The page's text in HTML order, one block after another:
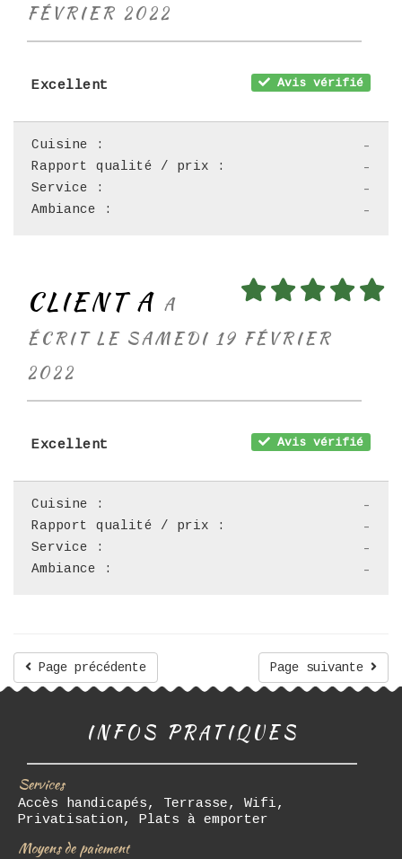
FÉVRIER 2022
Avis vérifié
Excellent
-
Cuisine :
-
Rapport qualité / prix :
-
Service :
-
Ambiance :
CLIENT A A
ÉCRIT LE SAMEDI 19 FÉVRIER
2022
Avis vérifié
Excellent
-
Cuisine :
-
Rapport qualité / prix :
-
Service :
-
Ambiance :
Page suivante
Page précédente
INFOS PRATIQUES
Services
Accès handicapés, Terrasse, Wifi,
Privatisation, Plats à emporter
Moyens de paiement